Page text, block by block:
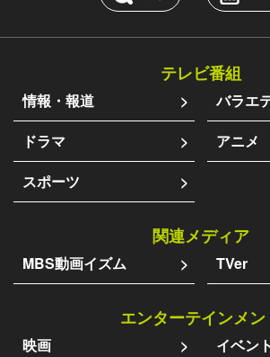
テレビ番組
情報・報道
バラエ
ドラマ
アニメ
スポーツ
関連メディア
MBS動画イズム TVer
エンターテインメン
映画 イベント